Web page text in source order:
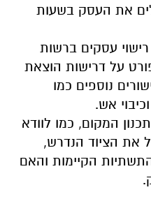
את העסק בשעות
עסקים ברשות
על דרישות הוצאת
נוספים כמו
אש.
המקום, כמו לוודא
את הציוד הנדרש,
הקיימות והאם